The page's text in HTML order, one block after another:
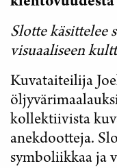
Slotte käsittelee
visuaaliseen
Kuvataiteilija
kollektiivista
anekdootteja.
symboliikkaa ja